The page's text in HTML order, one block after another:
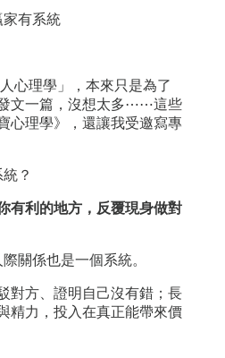
家有系統
心理學」，本來只是為了
文一篇，沒想太多⋯⋯這些
心理學》，還讓我受邀寫專
？
有利的地方，反覆現身做對
關係也是一個系統。
對方、證明自己沒有錯；長
精力，投入在真正能帶來價